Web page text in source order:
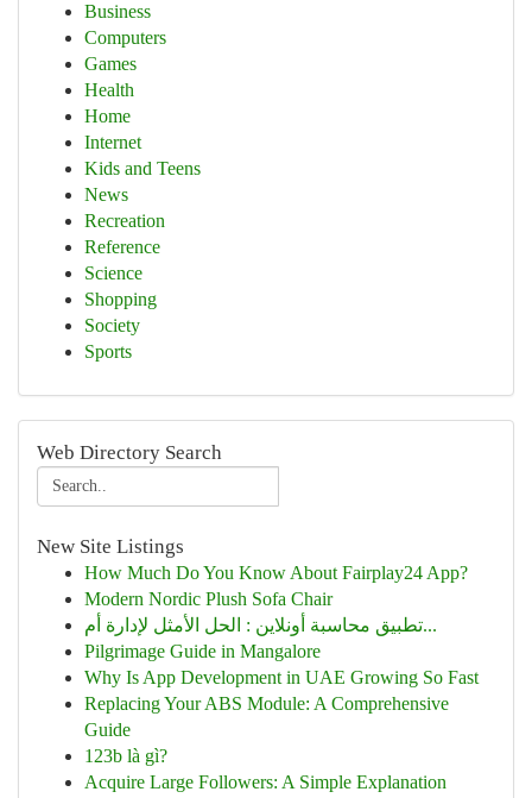
Business
Computers
Games
Health
Home
Internet
Kids and Teens
News
Recreation
Reference
Science
Shopping
Society
Sports
Web Directory Search
New Site Listings
How Much Do You Know About Fairplay24 App?
Modern Nordic Plush Sofa Chair
تطبيق محاسبة أونلاين : الحل الأمثل لإدارة أم...
Pilgrimage Guide in Mangalore
Why Is App Development in UAE Growing So Fast
Replacing Your ABS Module: A Comprehensive
Guide
123b là gì?
Acquire Large Followers: A Simple Explanation